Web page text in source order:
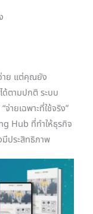
าย แต่คุณยัง
ด้ตามปกติ ระบบ
ยเฉพาะที่ใช้จริง”
Hub ที่ทำให้ธุรกิจ
ประสิทธิภาพ